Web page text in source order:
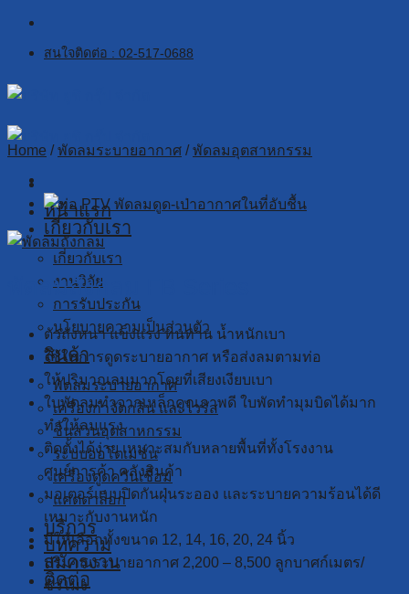
Skip
contentสนใจติดต่อ : 02-517-0688
หน้าแรก
เกี่ยวกับเรา
เกี่ยวกับเรา
งานวิจัย
การรับประกัน
นโยบายความเป็นส่วนตัว
สินค้า
พัดลมระบายอากาศ
เครื่องกำจัดกลิ่น และไวรัส
ชิ้นส่วนอุตสาหกรรม
ระบบออโตเมชั่น
เครื่องดูดควันเชื่อม
แคตตาล็อก
บริการ
บทความ
สมัครงาน
ติดต่อ
Home / พัดลมระบายอากาศ / พัดลมอุตสาหกรรม
พัดลมถังกลม FB Series
ตัวถังหนา แข็งแรง ทนทาน น้ำหนักเบา
ใช้ในการดูดระบายอากาศ หรือส่งลมตามท่อ
ให้ปริมาณลมมากโดยที่เสียงเงียบเบา
ใบพัดลมทำจากเหล็กคุณภาพดี ใบพัดทำมุมบิดได้มาก
ทำให้ลมแรง
ติดตั้งได้ง่าย เหมาะสมกับหลายพื้นที่ทั้งโรงงาน
ศูนย์การค้า คลังสินค้า
มอเตอร์แบบปิดกันฝุ่นระออง และระบายความร้อนได้ดี
เหมาะกับงานหนัก
มีให้เลือกทั้งขนาด 12, 14, 16, 20, 24 นิ้ว
ปริมาณระบายอากาศ 2,200 – 8,500 ลูกบาศก์เมตร/
ชั่วโมง